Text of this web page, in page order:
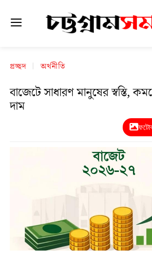
প্রচ্ছদ অর্থনীতি
বাজেটে সাধারণ মানুষের স্বস্তি,
দাম